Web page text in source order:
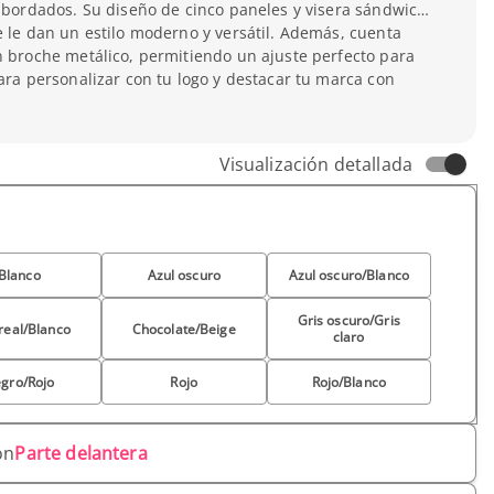
Su diseño de cinco paneles y visera sándwich
dan un estilo moderno y versátil. Además, cuenta
broche metálico, permitiendo un ajuste perfecto para
personalizar con tu logo y destacar tu marca con
Visualización detallada
Blanco Azul oscuro Azul oscuro/Blanco
Blanco Chocolate/Beige
Gris oscuro/Gris
claro
Rojo Rojo Rojo/Blanco
Parte delantera